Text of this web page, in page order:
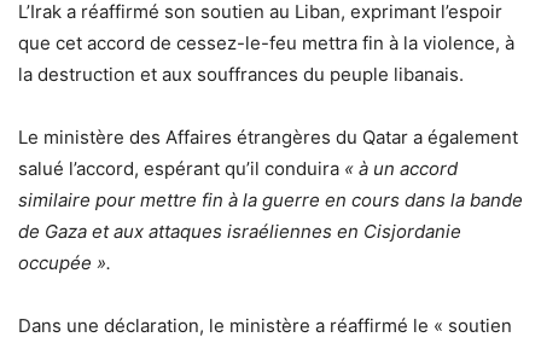
L’Irak a réaffirmé son soutien au Liban, exprimant l’espoir
que cet accord de cessez-le-feu mettra fin à la violence, à
la destruction et aux souffrances du peuple libanais.
Le ministère des Affaires étrangères du Qatar a également
salué l’accord, espérant qu’il conduira « à un accord
similaire pour mettre fin à la guerre en cours dans la bande
de Gaza et aux attaques israéliennes en Cisjordanie
occupée ».
Dans une déclaration, le ministère a réaffirmé le « soutien